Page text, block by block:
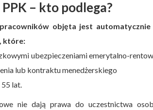
– kto podlega?
objęta jest automatycznie
które:
ubezpieczeniami emerytalno-
lub kontraktu menedżerskiego
lat.
nie dają prawa do uczestnictwa